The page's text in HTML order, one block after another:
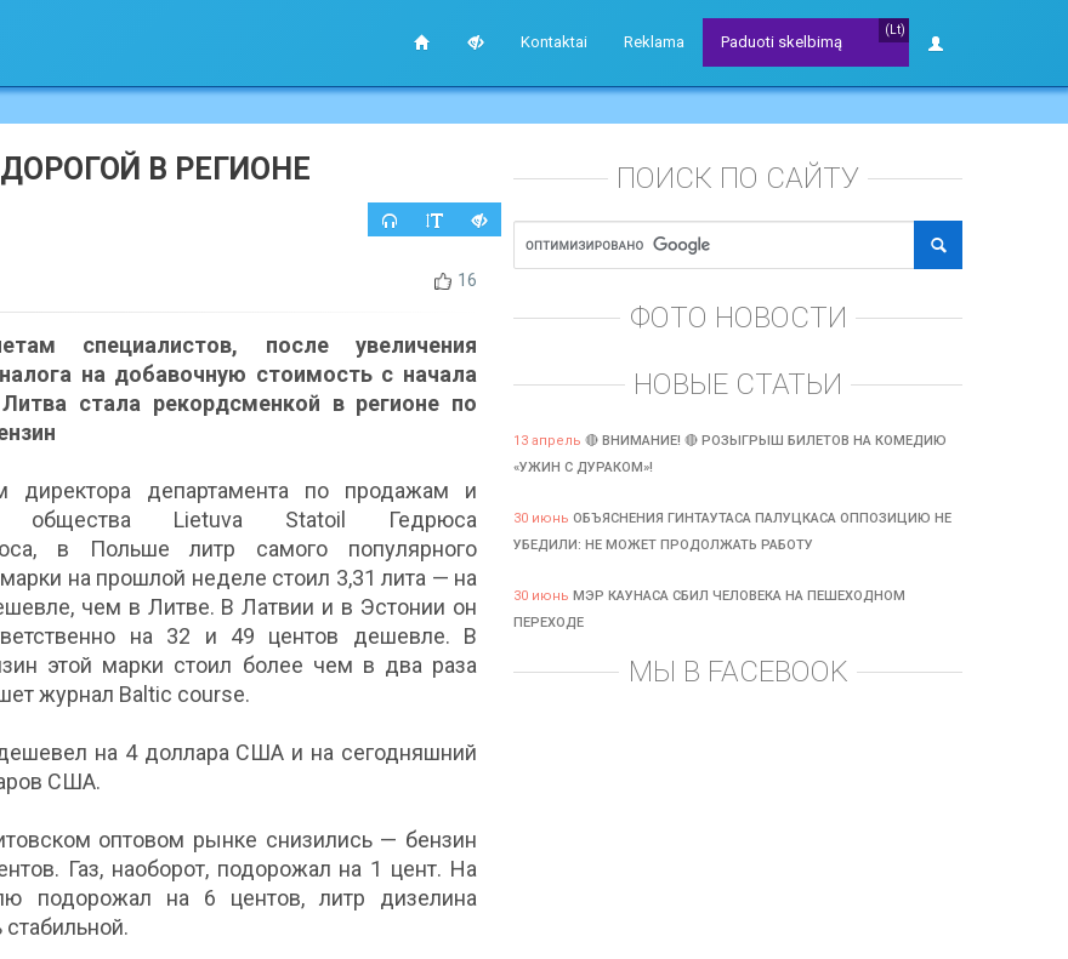
Kontaktai Reklama
(Lt)
Paduoti skelbimą
В РЕГИОНЕ
16
специалистов, после увеличения
на добавочную стоимость с начала
стала рекордсменкой в регионе по
директора департамента по продажам и
общества Lietuva Statoil Гедрюса
в Польше литр самого популярного
на прошлой неделе стоил 3,31 лита — на
чем в Литве. В Латвии и в Эстонии он
на 32 и 49 центов дешевле. В
этой марки стоил более чем в два раза
журнал Baltic сourse.
на 4 доллара США и на сегодняшний
США.
оптовом рынке снизились — бензин
Газ, наоборот, подорожал на 1 цент. На
подорожал на 6 центов, литр дизелина
стабильной.
ПОИСК ПО САЙТУ
ФОТО НОВОСТИ
НОВЫЕ СТАТЬИ
13 апрель 🔴 ВНИМАНИЕ! 🔴 РОЗЫГРЫШ БИЛЕТОВ НА КОМЕДИЮ
«УЖИН С ДУРАКОМ»!
30 июнь ОБЪЯСНЕНИЯ ГИНТАУТАСА ПАЛУЦКАСА ОППОЗИЦИЮ НЕ
УБЕДИЛИ: НЕ МОЖЕТ ПРОДОЛЖАТЬ РАБОТУ
30 июнь МЭР КАУНАСА СБИЛ ЧЕЛОВЕКА НА ПЕШЕХОДНОМ
ПЕРЕХОДЕ
МЫ В FACEBOOK